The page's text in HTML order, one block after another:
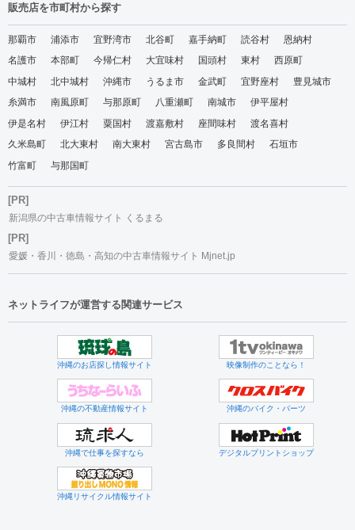
販売店を市町村から探す
那覇市 浦添市 宜野湾市 北谷町 嘉手納町 読谷村
恩納村
名護市
本部町 今帰仁村 大宜味村 国頭村 東村
西原町
中城村
北中城村 沖縄市 うるま市 金武町 宜野座村
豊見城市
糸満市
南風原町 与那原町 八重瀬町 南城市
伊平屋村
伊是名村
伊江村 粟国村 渡嘉敷村 座間味村
渡名喜村
久米島町
北大東村 南大東村 宮古島市 多良間村
石垣市
竹富町
与那国町
[PR]
新潟県の中古車情報サイト くるまる
[PR]
愛媛・香川・徳島・高知の中古車情報サイト Mjnet.jp
ネットライフが運営する関連サービス
沖縄のお店探し情報サイト 映像制作のことなら！
沖縄の不動産情報サイト 沖縄のバイク・パーツ
沖縄で仕事を探すなら デジタルプリントショップ
沖縄リサイクル情報サイト